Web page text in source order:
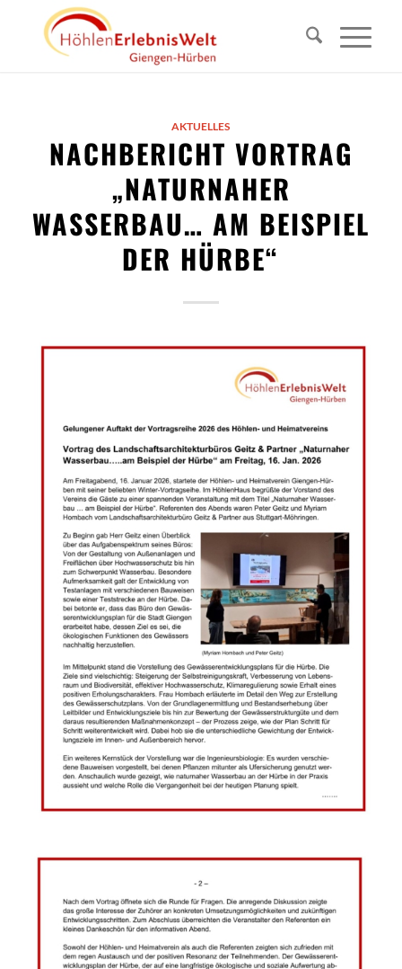
AKTUELLES
NACHBERICHT VORTRAG
„NATURNAHER
WASSERBAU… AM BEISPIEL
DER HÜRBE“